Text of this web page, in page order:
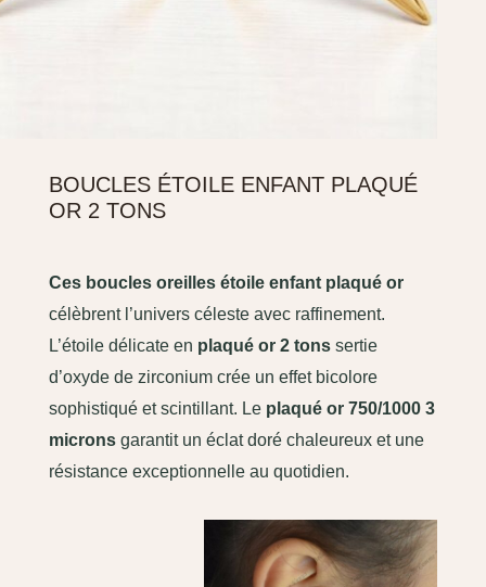
BOUCLES ÉTOILE ENFANT PLAQUÉ
OR 2 TONS
Ces boucles oreilles étoile enfant plaqué or
célèbrent l’univers céleste avec raffinement.
L’étoile délicate en plaqué or 2 tonssertie
d’oxyde de zirconium crée un effet bicolore
sophistiqué et scintillant. Le plaqué or 750/1000 3
micronsgarantit un éclat doré chaleureux et une
résistance exceptionnelle au quotidien.